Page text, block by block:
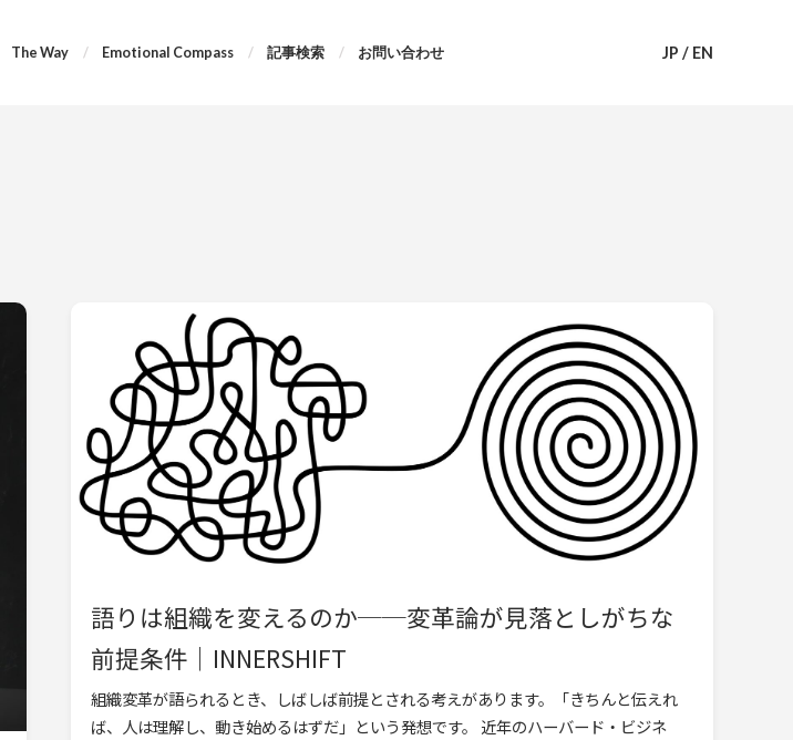
The Way Emotional Compass 記事検索 お問い合わせ JP / EN
語りは組織を変えるのか──変革論が見落としがちな
前提条件｜INNERSHIFT
組織変革が語られるとき、しばしば前提とされる考えがあります。「きちんと伝えれ
ば、人は理解し、動き始めるはずだ」という発想です。 近年のハーバード・ビジネ